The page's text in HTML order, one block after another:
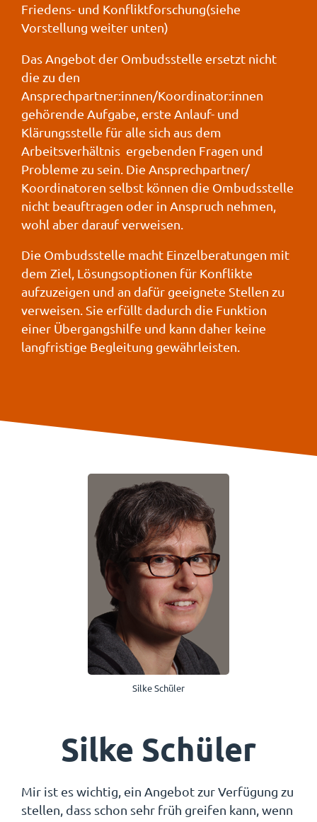
Friedens- und Konfliktforschung(siehe
Vorstellung weiter unten)
Das Angebot der Ombudsstelle ersetzt nicht
die zu den
Ansprechpartner:innen/Koordinator:innen
gehörende Aufgabe, erste Anlauf- und
Klärungsstelle für alle sich aus dem
Arbeitsverhältnis ergebenden Fragen und
Probleme zu sein. Die Ansprechpartner/
Koordinatoren selbst können die Ombudsstelle
nicht beauftragen oder in Anspruch nehmen,
wohl aber darauf verweisen.
Die Ombudsstelle macht Einzelberatungen mit
dem Ziel, Lösungsoptionen für Konflikte
aufzuzeigen und an dafür geeignete Stellen zu
verweisen. Sie erfüllt dadurch die Funktion
einer Übergangshilfe und kann daher keine
langfristige Begleitung gewährleisten.
Silke Schüler
Silke Schüler
Mir ist es wichtig, ein Angebot zur Verfügung zu
stellen, dass schon sehr früh greifen kann, wenn